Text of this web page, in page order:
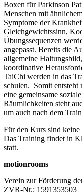
Boxen für Parkinson
Menschen mit
Symptome der
Gleichgewichtssinn,
Übungssequenzen
angepasst. Bereits die
allgemeine
koordinative
TaiChi werden in das
schulen. Somit entsteht
eine gemeinsame
Räumlichkeiten steht
um auch nach dem
Für den Kurs sind
Das Training findet in
statt.
motionrooms
Verein zur Förderung
ZVR-Nr.: 1591353503